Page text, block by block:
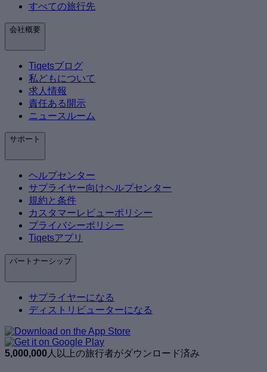
すべての旅行先
会社概要
Tiqetsブログ
私どもについて
求人情報
責任ある開示
ニュースルーム
サポート
ヘルプセンター
サプライヤー向けヘルプセンター
規約と条件
カスタマーレビューポリシー
プライバシーポリシー
Tiqetsアプリ
パートナーシップ
サプライヤーになる
ディストリビューターになる
5,000,000 人以上の旅行者がダウンロード済み